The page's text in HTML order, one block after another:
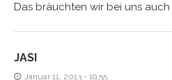
Das bräuchten wir bei uns auch
JASI
Januar 11, 2013 - 19:55